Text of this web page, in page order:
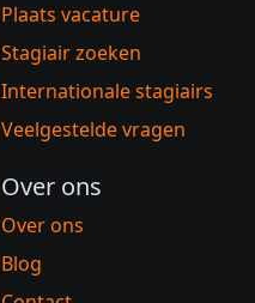
Plaats vacature
Stagiair zoeken
Internationale stagiairs
Veelgestelde vragen
Over ons
Over ons
Blog